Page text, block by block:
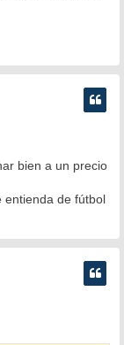
bien a un precio
entienda de fútbol